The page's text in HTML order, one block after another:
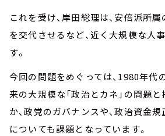
これを受け、岸田総理は、安倍派所
を交代させるなど、近く大規模な人
す。
今回の問題をめぐっては、1980年代
来の大規模な「政治とカネ」の問題
か、政党のガバナンスや、政治資金
についても課題となっています。